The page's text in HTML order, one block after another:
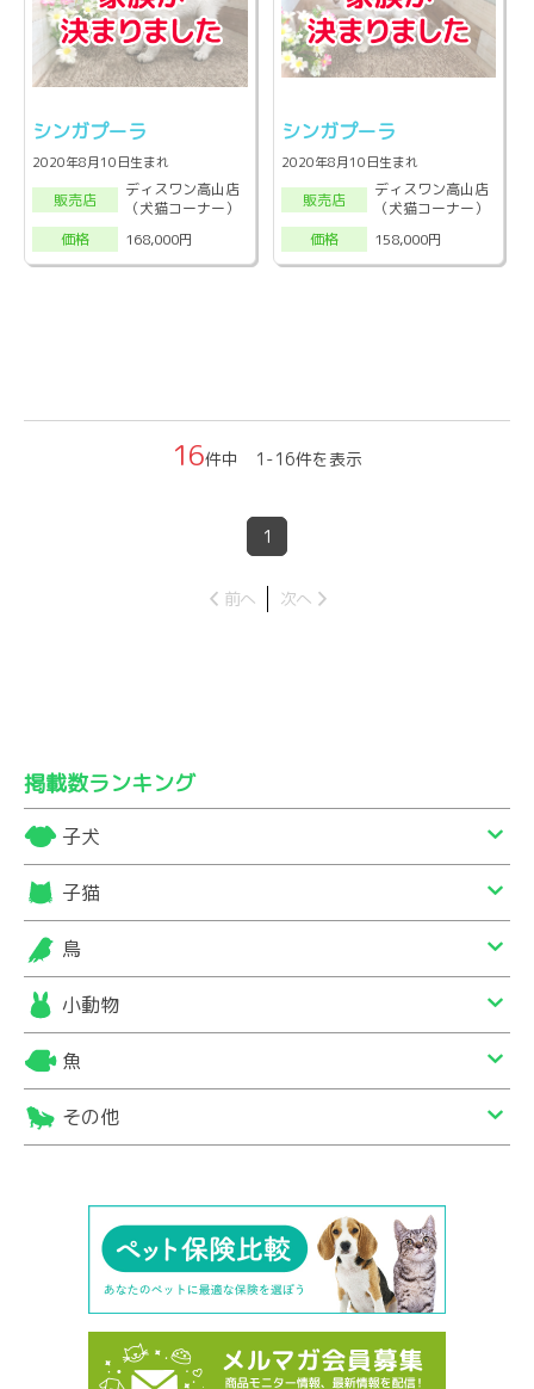
シンガプーラ
2020年8月10日生まれ
販売店
ディスワン高山店
（犬猫コーナー）
価格
168,000円
シンガプーラ
2020年8月10日生まれ
販売店
ディスワン高山店
（犬猫コーナー）
価格
158,000円
16件中 1-16件を表示
1
前へ 次へ
掲載数ランキング
子犬
子猫
鳥
小動物
魚
その他